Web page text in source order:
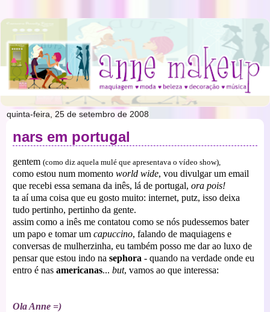
quinta-feira, 25 de setembro de 2008
nars em portugal
gentem (como diz aquela mulé que apresentava o vídeo show),
como estou num momento world wide, vou divulgar um email
que recebi essa semana da inês, lá de portugal, ora pois!
ta aí uma coisa que eu gosto muito: internet, putz, isso deixa
tudo pertinho, pertinho da gente.
assim como a inês me contatou como se nós pudessemos bater
um papo e tomar um capuccino, falando de maquiagens e
conversas de mulherzinha, eu também posso me dar ao luxo de
pensar que estou indo na sephora - quando na verdade onde eu
entro é nas americanas... but, vamos ao que interessa:
Ola Anne =)